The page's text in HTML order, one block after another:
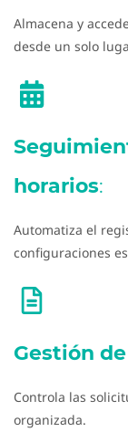
Almacena y
desde un solo
horarios:
Automatiza el
configuraciones
Gestión
Controla las
organizada.